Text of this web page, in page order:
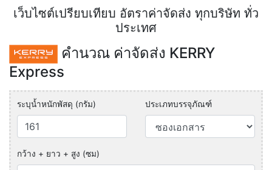
เว็บไซต์เปรียบเทียบ อัตราค่าจัดส่ง ทุกบริษัท ทั่ว
ประเทศ
คำนวณ ค่าจัดส่ง KERRY
Express
ระบุน้ำหนักพัสดุ (กรัม) ประเภทบรรจุภัณฑ์
กว้าง + ยาว + สูง (ซม)